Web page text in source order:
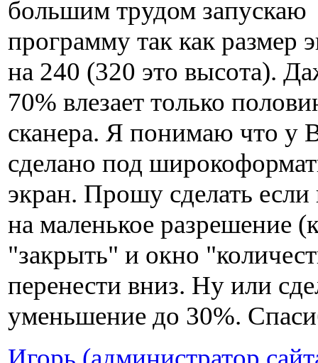
большим трудом запускаю
программу так как размер
на 240 (320 это высота).
70% влезает только
сканера. Я понимаю что у
сделано под
экран. Прошу сделать
на маленькое разрешение
"закрыть" и окно
перенести вниз. Ну или
уменьшение до 30%.